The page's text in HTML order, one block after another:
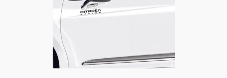
page